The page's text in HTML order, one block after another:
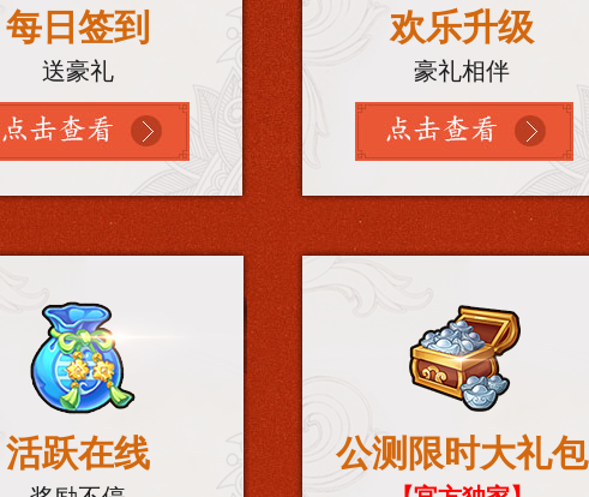
每日签到
送豪礼
欢乐升级
豪礼相伴
活跃在线 公测限时大礼包